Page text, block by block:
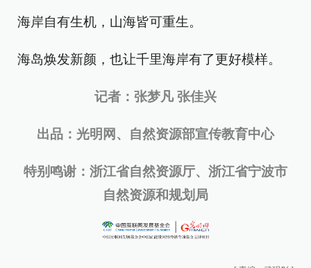
海岸自有生机，山海皆可重生。
海岛焕发新颜，也让千里海岸有了更好模样。
记者：张梦凡 张佳兴
出品：光明网、自然资源部宣传教育中心
特别鸣谢：浙江省自然资源厅、浙江省宁波市
自然资源和规划局